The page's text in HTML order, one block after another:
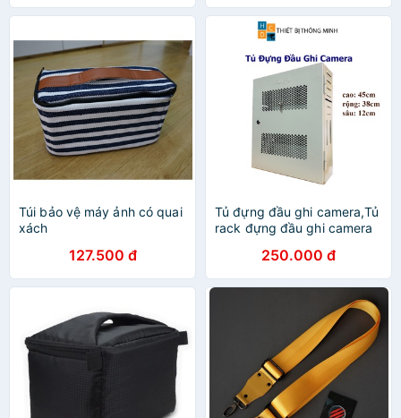
Túi bảo vệ máy ảnh có quai
xách
127.500 đ
Tủ đựng đầu ghi camera,Tủ
rack đựng đầu ghi camera
tĩnh điện250.000 đ